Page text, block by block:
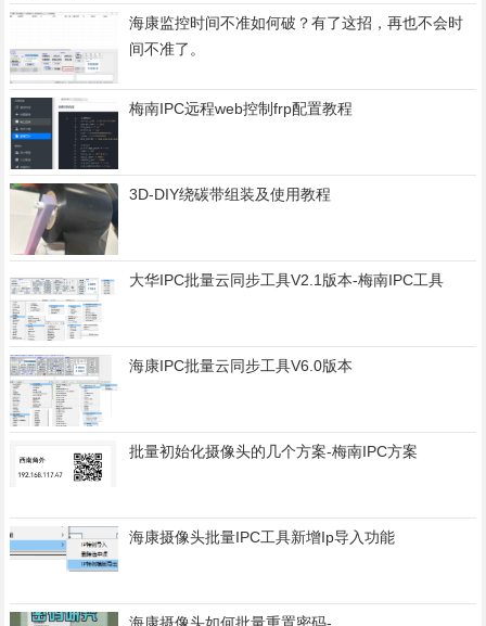
海康监控时间不准如何破？有了这招，再也不会时
间不准了。
梅南IPC远程web控制frp配置教程
3D-DIY绕碳带组装及使用教程
大华IPC批量云同步工具V2.1版本-梅南IPC工具
海康IPC批量云同步工具V6.0版本
批量初始化摄像头的几个方案-梅南IPC方案
海康摄像头批量IPC工具新增Ip导入功能